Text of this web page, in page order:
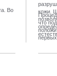
Во
с
кожи.
что